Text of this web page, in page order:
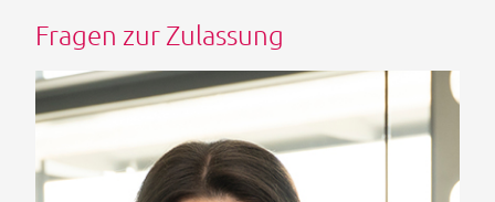
Fragen zur Zulassung